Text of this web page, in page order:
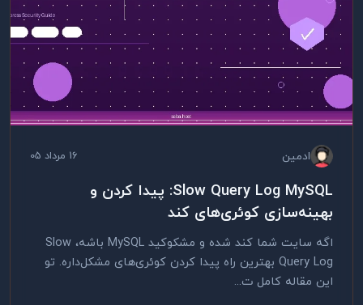
ادمین 16 مرداد 05
Slow Query Log MySQL: پیدا کردن و
بهینه‌سازی کوئری‌های کند
اگه سایت شما کند شده و مشکوکید MySQL باشه، Slow
Query Log بهترین راه پیدا کردن کوئری‌های مشکل‌داره. تو
این مقاله کامل ت...